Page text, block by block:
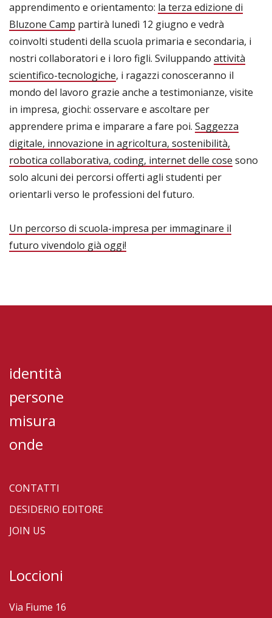
apprendimento e orientamento: la terza edizione di
Bluzone Camp partirà lunedì 12 giugno e vedrà
coinvolti studenti della scuola primaria e secondaria, i
nostri collaboratori e i loro figli. Sviluppando attività
scientifico-tecnologiche, i ragazzi conosceranno il
mondo del lavoro grazie anche a testimonianze, visite
in impresa, giochi: osservare e ascoltare per
apprendere prima e imparare a fare poi. Saggezza
digitale, innovazione in agricoltura, sostenibilità,
robotica collaborativa, coding, internet delle cose sono
solo alcuni dei percorsi offerti agli studenti per
orientarli verso le professioni del futuro.
Un percorso di scuola-impresa per immaginare il
futuro vivendolo già oggi!
identità
persone
misura
onde
CONTATTI
DESIDERIO EDITORE
JOIN US
Loccioni
Via Fiume 16